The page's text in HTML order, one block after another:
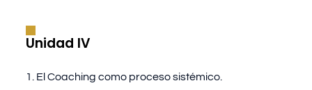
Unidad IV
1. El Coaching como proceso sistémico.